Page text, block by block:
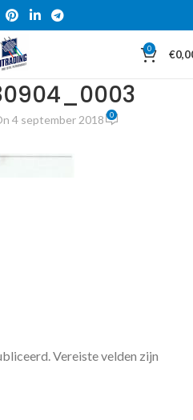
0 €
4 september 2018 0
Vereiste velden zijn